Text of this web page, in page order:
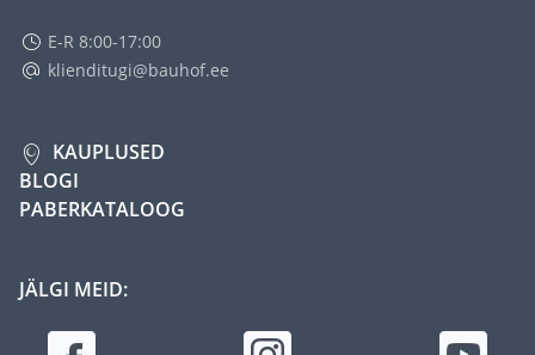
E-R 8:00-17:00
klienditugi@bauhof.ee
KAUPLUSED
BLOGI
PABERKATALOOG
JÄLGI MEID: